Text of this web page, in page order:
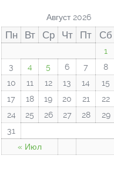
Август 2026
Пн Вт Ср Чт Пт Сб
« Июл
1
3
4 5 6 7 8
10
11 12 13 14 15
17
18 19 20 21 22
24
25 26 27 28 29
31